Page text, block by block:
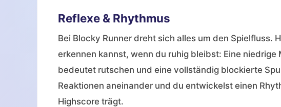
Reflexe & Rhythmus
Bei Blocky Runner dreht sich alles um den Spielfluss.
erkennen kannst, wenn du ruhig bleibst: Eine
bedeutet rutschen und eine vollständig blockierte
Reaktionen aneinander und du entwickelst einen
Highscore trägt.